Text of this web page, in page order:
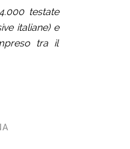
testate
italiane) e
tra il